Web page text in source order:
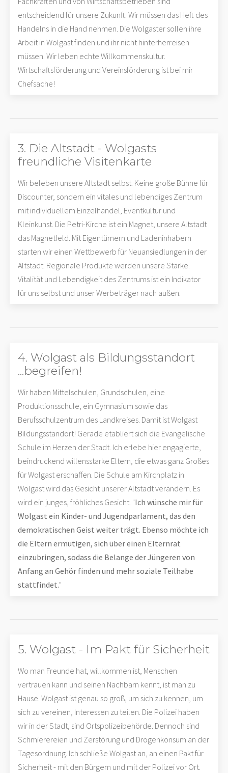
entscheidend für unsere Zukunft. Wir müssen das Heft des
Handelns in die Hand nehmen. Die Wolgaster sollen ihre
Arbeit in Wolgast finden und ihr nicht hinterherreisen
müssen. Wir leben echte Willkommenskultur.
Wirtschaftsförderung und Vereinsförderung ist bei mir
Chefsache!
3. Die Altstadt - Wolgasts
freundliche Visitenkarte
Wir beleben unsere Altstadt selbst. Keine große Bühne für
Discounter, sondern ein vitales und lebendiges Zentrum
mit individuellem Einzelhandel, Eventkultur und
Kleinkunst. Die Petri-Kirche ist ein Magnet, unsere Altstadt
das Magnetfeld. Mit Eigentümern und Ladeninhabern
starten wir einen Wettbewerb für Neuansiedlungen in der
Altstadt. Regionale Produkte werden unsere Stärke.
Vitalität und Lebendigkeit des Zentrums ist ein Indikator
für uns selbst und unser Werbeträger nach außen.
4. Wolgast als Bildungsstandort
...begreifen!
Wir haben Mittelschulen, Grundschulen, eine
Produktionsschule, ein Gymnasium sowie das
Berufsschulzentrum des Landkreises. Damit ist Wolgast
Bildungsstandort! Gerade etabliert sich die Evangelische
Schule im Herzen der Stadt. Ich erlebe hier engagierte,
beindruckend willensstarke Eltern, die etwas ganz Großes
für Wolgast erschaffen. Die Schule am Kirchplatz in
Wolgast wird das Gesicht unserer Altstadt verändern. Es
wird ein junges, fröhliches Gesicht. "Ich wünsche mir für
Wolgast ein Kinder- und Jugendparlament, das den
demokratischen Geist weiter trägt. Ebenso möchte ich
die Eltern ermutigen, sich über einen Elternrat
einzubringen, sodass die Belange der Jüngeren von
Anfang an Gehör finden und mehr soziale Teilhabe
stattfindet."
5. Wolgast - Im Pakt für Sicherheit
Wo man Freunde hat, willkommen ist, Menschen
vertrauen kann und seinen Nachbarn kennt, ist man zu
Hause. Wolgast ist genau so groß, um sich zu kennen, um
sich zu vereinen, Interessen zu teilen. Die Polizei haben
wir in der Stadt, sind Ortspolizeibehörde. Dennoch sind
Schmierereien und Zerstörung und Drogenkonsum an der
Tagesordnung. Ich schließe Wolgast an, an einen Pakt für
Sicherheit - mit den Bürgern und mit der Polizei vor Ort.